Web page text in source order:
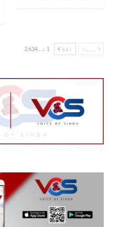
پچھلا اگلا 1 کے 2,634